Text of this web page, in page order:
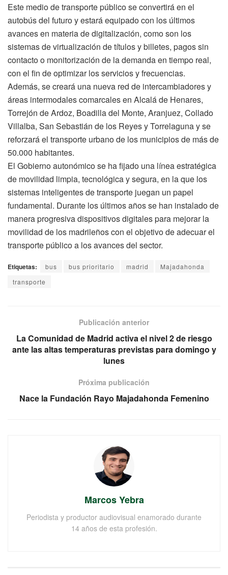
Este medio de transporte público se convertirá en el
autobús del futuro y estará equipado con los últimos
avances en materia de digitalización, como son los
sistemas de virtualización de títulos y billetes, pagos sin
contacto o monitorización de la demanda en tiempo real,
con el fin de optimizar los servicios y frecuencias.
Además, se creará una nueva red de intercambiadores y
áreas intermodales comarcales en Alcalá de Henares,
Torrejón de Ardoz, Boadilla del Monte, Aranjuez, Collado
Villalba, San Sebastián de los Reyes y Torrelaguna y se
reforzará el transporte urbano de los municipios de más de
50.000 habitantes.
El Gobierno autonómico se ha fijado una línea estratégica
de movilidad limpia, tecnológica y segura, en la que los
sistemas inteligentes de transporte juegan un papel
fundamental. Durante los últimos años se han instalado de
manera progresiva dispositivos digitales para mejorar la
movilidad de los madrileños con el objetivo de adecuar el
transporte público a los avances del sector.
Etiquetas: bus bus prioritario madrid
Majadahonda
transporte
Publicación anterior
La Comunidad de Madrid activa el nivel 2 de riesgo
ante las altas temperaturas previstas para domingo y
lunes
Próxima publicación
Nace la Fundación Rayo Majadahonda Femenino
Marcos Yebra
Periodista y productor audiovisual enamorado durante
14 años de esta profesión.